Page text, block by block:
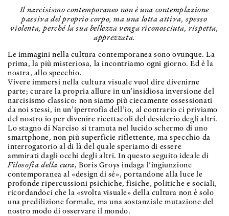
Il narcisismo contemporaneo non è una contemplazione
passiva del proprio corpo, ma una lotta attiva, spesso
violenta, perché la sua bellezza venga riconosciuta, rispetta,
apprezzata.
Le immagini nella cultura contemporanea sono ovunque. La
prima, la più misteriosa, la incontriamo ogni giorno. Ed è la
nostra, allo specchio.
Vivere immersi nella cultura visuale vuol dire divenirne
parte; curare la propria allure in un’insidiosa inversione del
narcisismo classico: non siamo più ciecamente ossessionati
da noi stessi, in un’ipertrofia dell’io, al contrario ci priviamo
del nostro io per divenire ricettacoli del desiderio degli altri.
Lo stagno di Narciso si tramuta nel lucido schermo di uno
smartphone, non più superficie riflettente, ma specchio da
interrogatorio al di là del quale speriamo di essere
ammirati dagli occhi degli altri. In questo seguito ideale di
Filosofia della cura, Boris Groys indaga l’ingiunzione
contemporanea al «design di sé», portandone alla luce le
profonde ripercussioni psichiche, fisiche, politiche e sociali,
ricordandoci che la «svolta visuale» della cultura non è solo
una predilizione formale, ma una sostanziale mutazione del
nostro modo di osservare il mondo.